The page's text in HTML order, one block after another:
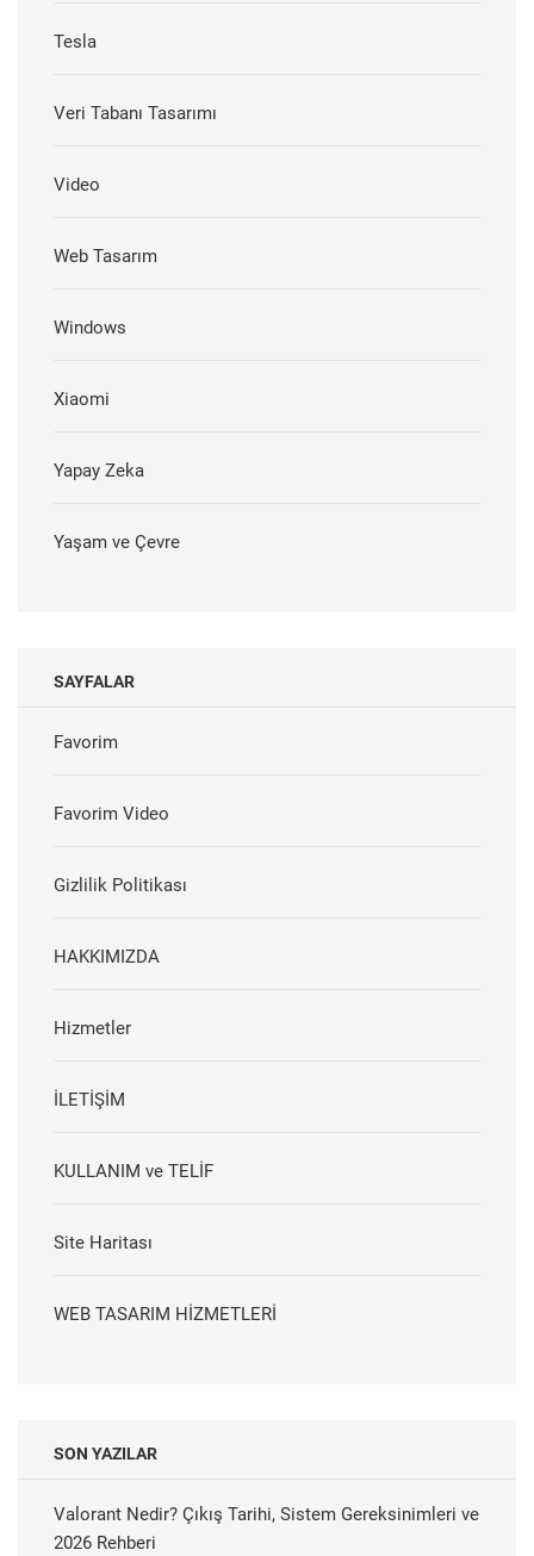
Tesla
Veri Tabanı Tasarımı
Video
Web Tasarım
Windows
Xiaomi
Yapay Zeka
Yaşam ve Çevre
SAYFALAR
Favorim
Favorim Video
Gizlilik Politikası
HAKKIMIZDA
Hizmetler
İLETİŞİM
KULLANIM ve TELİF
Site Haritası
WEB TASARIM HİZMETLERİ
SON YAZILAR
Valorant Nedir? Çıkış Tarihi, Sistem Gereksinimleri ve
2026 Rehberi